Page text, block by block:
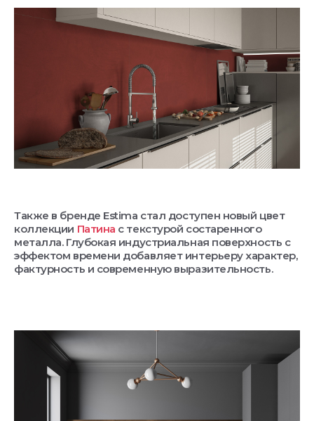
Также в бренде Estima стал доступен новый цвет
коллекции Патина с текстурой состаренного
металла. Глубокая индустриальная поверхность с
эффектом времени добавляет интерьеру характер,
фактурность и современную выразительность.